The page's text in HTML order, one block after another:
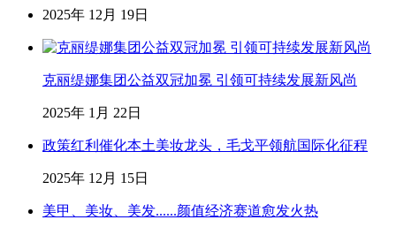
2025年 12月 19日
克丽缇娜集团公益双冠加冕 引领可持续发展新风尚
2025年 1月 22日
政策红利催化本土美妆龙头，毛戈平领航国际化征程
2025年 12月 15日
美甲、美妆、美发......颜值经济赛道愈发火热